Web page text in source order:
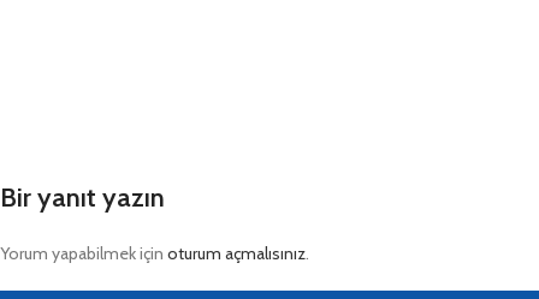
Bir yanıt yazın
Yorum yapabilmek için oturum açmalısınız